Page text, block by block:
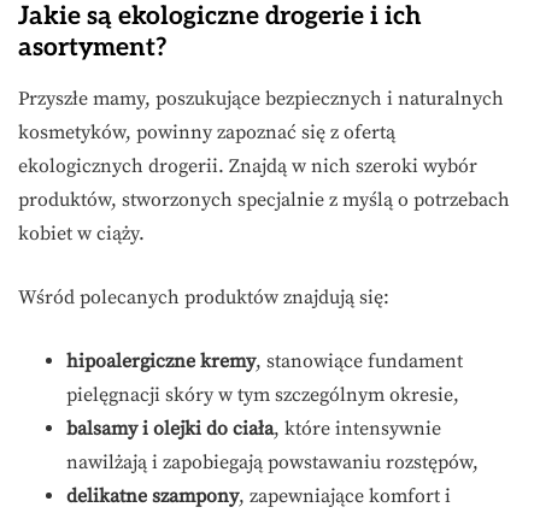
Jakie są ekologiczne drogerie i ich
asortyment?
Przyszłe mamy, poszukujące bezpiecznych i naturalnych
kosmetyków, powinny zapoznać się z ofertą
ekologicznych drogerii. Znajdą w nich szeroki wybór
produktów, stworzonych specjalnie z myślą o potrzebach
kobiet w ciąży.
Wśród polecanych produktów znajdują się:
hipoalergiczne kremy, stanowiące fundament
pielęgnacji skóry w tym szczególnym okresie,
balsamy i olejki do ciała, które intensywnie
nawilżają i zapobiegają powstawaniu rozstępów,
delikatne szampony, zapewniające komfort i